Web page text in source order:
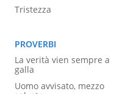
Tristezza
PROVERBI
La verità vien sempre a
galla
Uomo avvisato, mezzo